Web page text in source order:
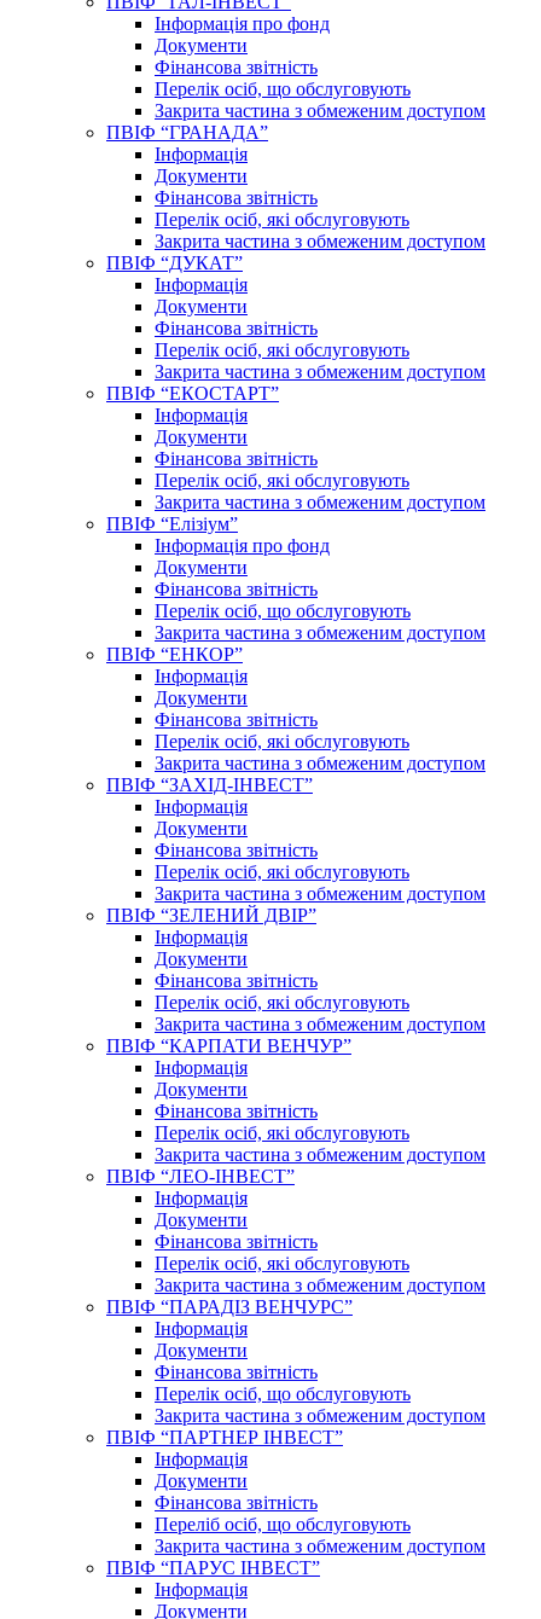
Інформація про фонд
Документи
Фінансова звітність
Перелік осіб, що обслуговують
Закрита частина з обмеженим доступом
ПВІФ “ГРАНАДА”
Інформація
Документи
Фінансова звітність
Перелік осіб, які обслуговують
Закрита частина з обмеженим доступом
ПВІФ “ДУКАТ”
Інформація
Документи
Фінансова звітність
Перелік осіб, які обслуговують
Закрита частина з обмеженим доступом
ПВІФ “ЕКОСТАРТ”
Інформація
Документи
Фінансова звітність
Перелік осіб, які обслуговують
Закрита частина з обмеженим доступом
ПВІФ “Елізіум”
Інформація про фонд
Документи
Фінансова звітність
Перелік осіб, що обслуговують
Закрита частина з обмеженим доступом
ПВІФ “ЕНКОР”
Інформація
Документи
Фінансова звітність
Перелік осіб, які обслуговують
Закрита частина з обмеженим доступом
ПВІФ “ЗАХІД-ІНВЕСТ”
Інформація
Документи
Фінансова звітність
Перелік осіб, які обслуговують
Закрита частина з обмеженим доступом
ПВІФ “ЗЕЛЕНИЙ ДВІР”
Інформація
Документи
Фінансова звітність
Перелік осіб, які обслуговують
Закрита частина з обмеженим доступом
ПВІФ “КАРПАТИ ВЕНЧУР”
Інформація
Документи
Фінансова звітність
Перелік осіб, які обслуговують
Закрита частина з обмеженим доступом
ПВІФ “ЛЕО-ІНВЕСТ”
Інформація
Документи
Фінансова звітність
Перелік осіб, які обслуговують
Закрита частина з обмеженим доступом
ПВІФ “ПАРАДІЗ ВЕНЧУРС”
Інформація
Документи
Фінансова звітність
Перелік осіб, що обслуговують
Закрита частина з обмеженим доступом
ПВІФ “ПАРТНЕР ІНВЕСТ”
Інформація
Документи
Фінансова звітність
Переліб осіб, що обслуговують
Закрита частина з обмеженим доступом
ПВІФ “ПАРУС ІНВЕСТ”
Інформація
Документи